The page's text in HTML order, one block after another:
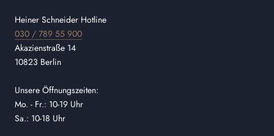
Heiner Schneider Hotline
030 / 789 55 900
Akazienstraße 14
10823 Berlin
Unsere Öffnungszeiten:
Mo. - Fr.: 10-19 Uhr
Sa.: 10-18 Uhr